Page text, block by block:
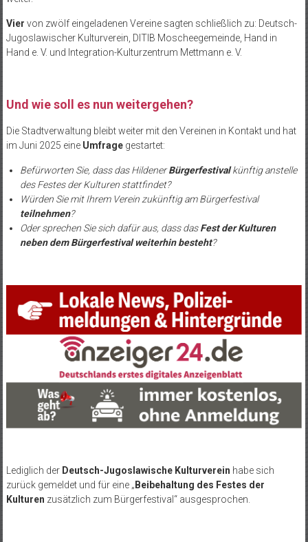
Vier von zwölf eingeladenen Vereine sagten schließlich zu: Deutsch-
Jugoslawischer Kulturverein, DITIB Moscheegemeinde, Hand in
Hand e. V. und Integration-Kulturzentrum Mettmann e. V.
Und wie soll es nun weitergehen?
Die Stadtverwaltung bleibt weiter mit den Vereinen in Kontakt und hat
im Juni 2025 eine Umfragegestartet:
Befürworten Sie, dass das HildenerBürgerfestivalkünftig anstelle
des Festes der Kulturen stattfindet?
Würden Sie mit Ihrem Verein zukünftig am Bürgerfestival
teilnehmen?
Oder sprechen Sie sich dafür aus, dass dasFest der Kulturen
neben dem Bürgerfestival weiterhin besteht?
Lediglich der Deutsch-Jugoslawische Kulturverein habe sich
zurück gemeldet und für eine „ Beibehaltung des Festes der
Kulturen zusätzlich zum Bürgerfestival“ ausgesprochen.